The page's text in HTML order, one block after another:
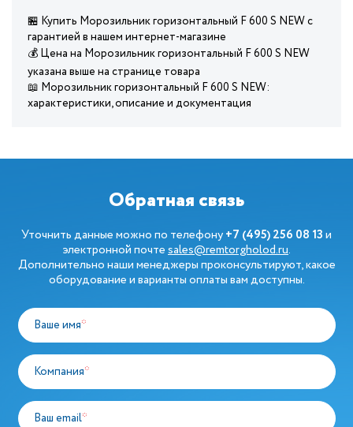
🏪 Купить Морозильник горизонтальный F 600 S NEW с
гарантией в нашем интернет-магазине
💰 Цена на Морозильник горизонтальный F 600 S NEW
указана выше на странице товара
📖 Морозильник горизонтальный F 600 S NEW:
характеристики, описание и документация
Обратная связь
Уточнить данные можно по телефону+7 (495) 256 08 13и
электронной почтеsales@remtorgholod.ru.
Дополнительно наши менеджеры проконсультируют, какое
оборудование и варианты оплаты вам доступны.
Ваше имя*
Компания*
Ваш email*